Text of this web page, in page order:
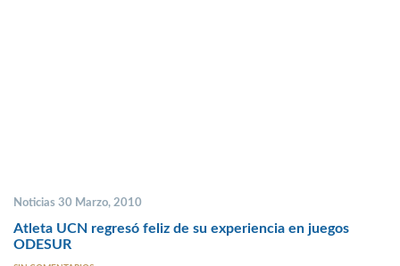
Noticias 30 Marzo, 2010
Atleta UCN regresó feliz de su experiencia en juegos
ODESUR